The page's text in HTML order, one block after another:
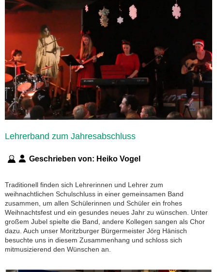
Lehrerband zum Jahresabschluss
Geschrieben von: Heiko Vogel
Traditionell finden sich Lehrerinnen und Lehrer zum
weihnachtlichen Schulschluss in einer gemeinsamen Band
zusammen, um allen Schülerinnen und Schüler ein frohes
Weihnachtsfest und ein gesundes neues Jahr zu wünschen. Unter
großem Jubel spielte die Band, andere Kollegen sangen als Chor
dazu. Auch unser Moritzburger Bürgermeister Jörg Hänisch
besuchte uns in diesem Zusammenhang und schloss sich
mitmusizierend den Wünschen an.